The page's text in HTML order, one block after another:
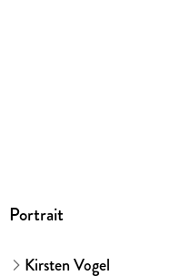
Portrait
Kirsten Vogel